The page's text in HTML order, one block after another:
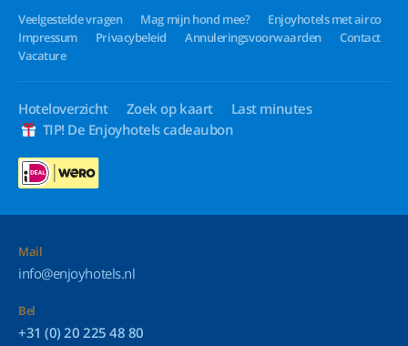
Veelgestelde vragen Mag mijn hond mee?
Enjoyhotels met airco
Impressum
Privacybeleid Annuleringsvoorwaarden
Contact
Vacature
Hoteloverzicht Zoek op kaart
Last minutes
TIP! De Enjoyhotels cadeaubon
Mail
info@enjoyhotels.nl
Bel
+31 (0) 20 225 48 80